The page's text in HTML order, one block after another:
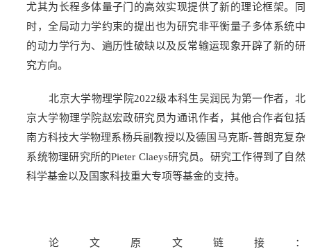
尤其为长程多体量子门的高效实现提供了新的理论框架。同
时，全局动力学约束的提出也为研究非平衡量子多体系统中
的动力学行为、遍历性破缺以及反常输运现象开辟了新的研
究方向。
北京大学物理学院2022级本科生吴润民为第一作者，北
京大学物理学院赵宏政研究员为通讯作者，其他合作者包括
南方科技大学物理系杨兵副教授以及德国马克斯-普朗克复杂
系统物理研究所的Pieter Claeys研究员。研究工作得到了自然
科学基金以及国家科技重大专项等基金的支持。
论文原文链接：